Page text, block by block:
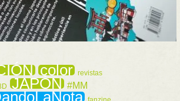
color revistas
JAPÓN #MM